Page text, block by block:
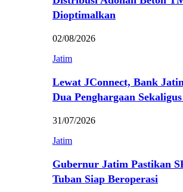
Dioptimalkan
02/08/2026
Jatim
Lewat JConnect, Bank
Dua Penghargaan
31/07/2026
Jatim
Gubernur Jatim Pastikan
Tuban Siap Beroperasi